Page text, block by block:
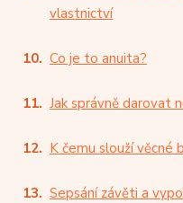
vlastnictví
Co je to anuita?
Jak správně darovat
K čemu slouží věcné
Sepsání závěti a